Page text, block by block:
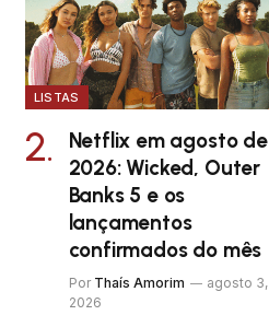
LISTAS
Netflix em agosto de
2026: Wicked, Outer
Banks 5 e os
lançamentos
confirmados do mês
Por Thaís Amorim
agosto 3,
2026